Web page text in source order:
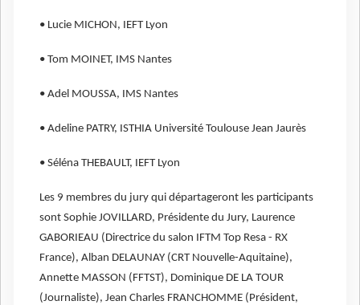
• Lucie MICHON, IEFT Lyon
• Tom MOINET, IMS Nantes
• Adel MOUSSA, IMS Nantes
• Adeline PATRY, ISTHIA Université Toulouse Jean Jaurès
• Séléna THEBAULT, IEFT Lyon
Les 9 membres du jury qui départageront les participants
sont Sophie JOVILLARD, Présidente du Jury, Laurence
GABORIEAU (Directrice du salon IFTM Top Resa - RX
France), Alban DELAUNAY (CRT Nouvelle-Aquitaine),
Annette MASSON (FFTST), Dominique DE LA TOUR
(Journaliste), Jean Charles FRANCHOMME (Président,